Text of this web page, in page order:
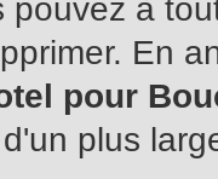
pouvez à
En
pour
plus